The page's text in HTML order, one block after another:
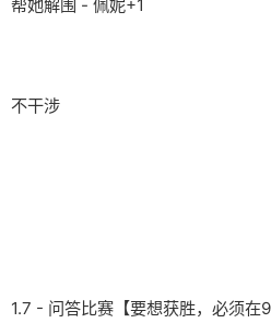
帮她解围 - 佩妮+1
不干涉
1.7 - 问答比赛【要想获胜，必须在